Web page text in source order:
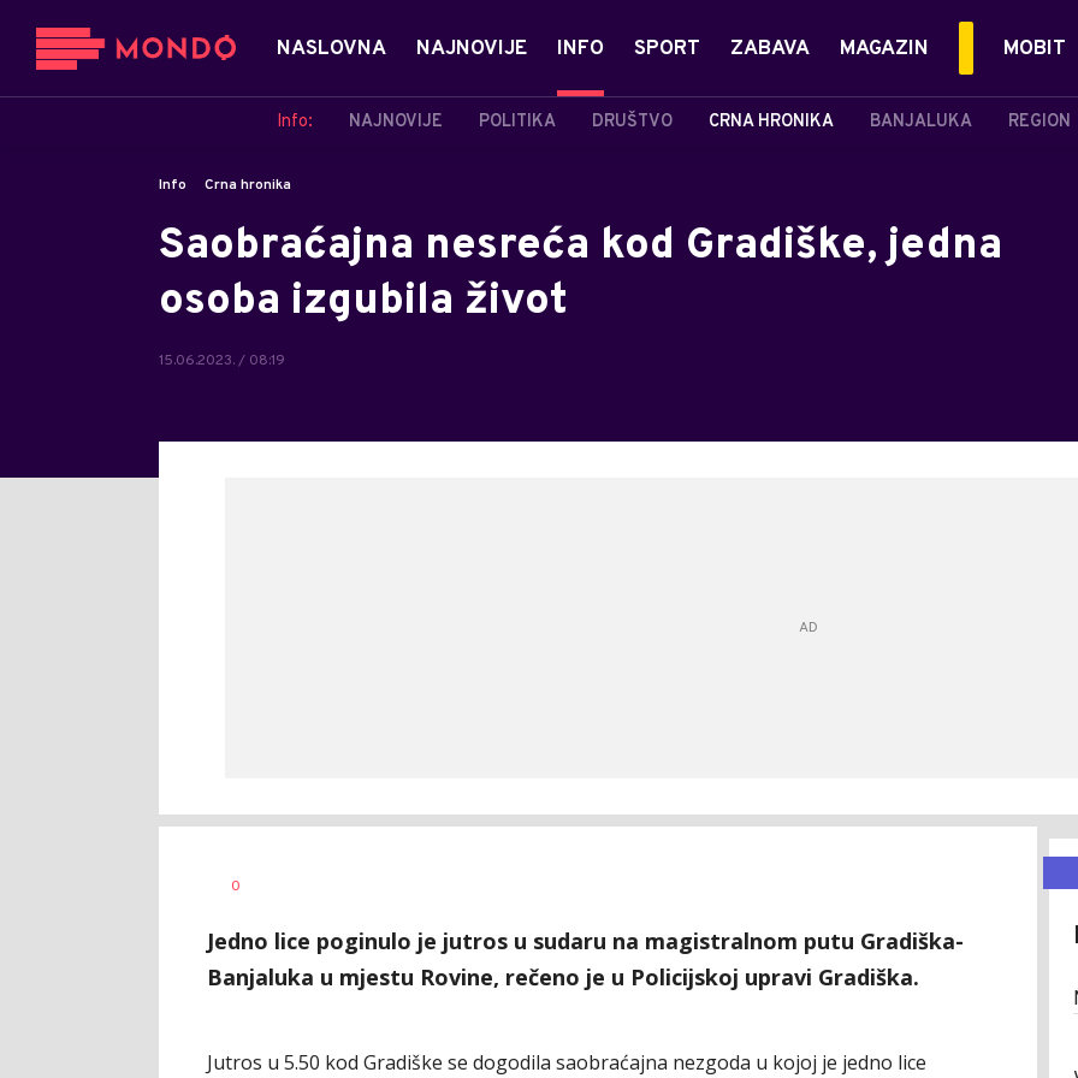
NASLOVNA NAJNOVIJE INFO
Info: NAJNOVIJE POLITIKA DRUŠTVO CRNA HRONIKA BANJALUKA REGION
SPORT ZABAVA MAGAZIN MOBIT
Info Crna hronika
Saobraćajna nesreća kod Gradiške, jedna
osoba izgubila život
15.06.2023. / 08:19
AUTOR
0
Jedno lice poginulo je jutros u sudaru na magistralnom putu Gradiška-
Banjaluka u mjestu Rovine, rečeno je u Policijskoj upravi Gradiška.
Jutros u 5.50 kod Gradiške se dogodila saobraćajna nezgoda u kojoj je jedno lice